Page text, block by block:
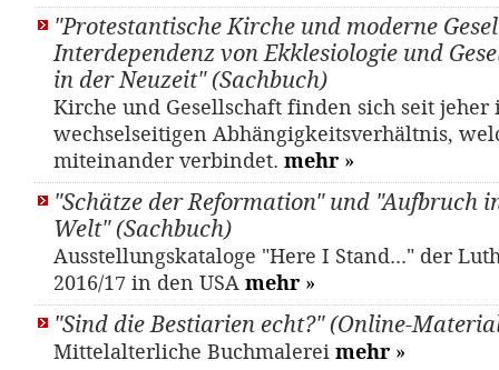
"Protestantische Kirche und moderne
Interdependenz von Ekklesiologie und
in der Neuzeit" (Sachbuch)
Kirche und Gesellschaft finden sich seit jeher
wechselseitigen Abhängigkeitsverhältnis,
miteinander verbindet. mehr »
"Schätze der Reformation" und "Aufbruch
Welt" (Sachbuch)
Ausstellungskataloge "Here I Stand..." der
2016/17 in den USA mehr »
"Sind die Bestiarien echt?" (Online-
Mittelalterliche Buchmalerei mehr »